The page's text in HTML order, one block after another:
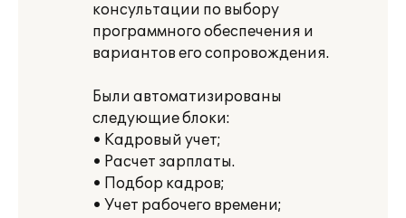
консультации по выбору
программного обеспечения и
вариантов его сопровождения.
Были автоматизированы
следующие блоки:
• Кадровый учет;
• Расчет зарплаты.
• Подбор кадров;
• Учет рабочего времени;